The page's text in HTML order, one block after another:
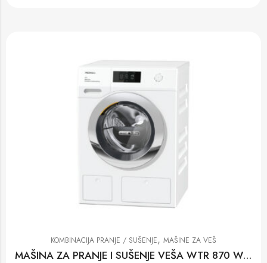
KOMBINACIJA PRANJE / SUŠENJE, MAŠINE ZA VEŠ
MAŠINA ZA PRANJE I SUŠENJE VEŠA WTR 870 WPM